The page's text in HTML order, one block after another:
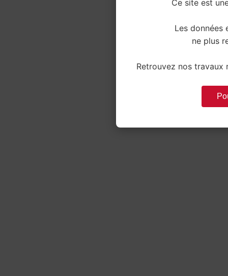
Ce site est
Les données
ne plus
Retrouvez nos